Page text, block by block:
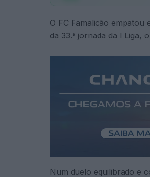
O FC Famalicão empatou
da 33.ª jornada da I Liga,
Num duelo equilibrado e